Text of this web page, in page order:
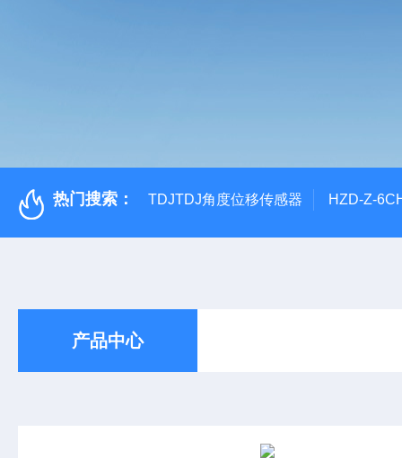
热门搜索： TDJTDJ角度位移传感器 HZD-Z-
产品中心